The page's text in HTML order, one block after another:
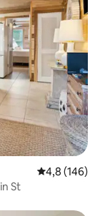
Prosječna
4,8 (146)
St